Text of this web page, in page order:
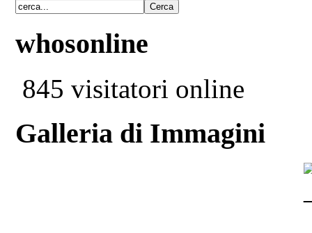
whosonline
845 visitatori online
Galleria di Immagini